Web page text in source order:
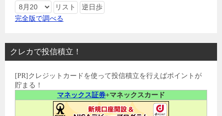
完全版で調べる
クレカで投信積立！
[PR]クレジットカードを使って投信積立を行えばポイントが
貯まる！
マネックス証券+マネックスカード